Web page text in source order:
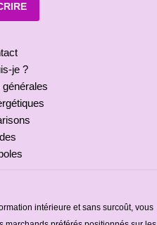
je ?
intérieure et sans surcoût, vous